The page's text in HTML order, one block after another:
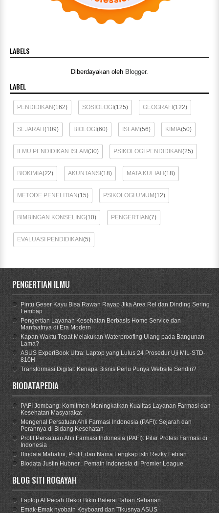
LABELS
Diberdayakan oleh Blogger.
LABEL
PENDIDIKAN(162) SOSIOLOGI (125) GEOGRAFI (122)
SEJARAH(109) BIOLOGI (60) ISLAM(56) KIMIA(50)
ILMU PENDIDIKAN ISLAM(30) PSIKOLOGI PENDIDIKAN(25)
BIOKIMIA(22) AKUNTANSI (18) MATA KULIAH(18)
METODE PENELITIAN(15) PSIKOLOGI UMUM(12)
BIMBINGAN KONSELING(10) PENGERTIAN(7)
EVALUASI PENDIDIKAN(5)
PENGERTIAN ILMU
Pintu Geser Kayu Bisa Rawan Rayap Jika Area Rel dan Dinding Sering
Lembap
Pengertian Layanan Kesehatan Berbasis Home Service dan
Manfaatnya di Era Modern
Kapan Waktu Tepat Melakukan Waterproofing Ulang pada Bangunan
Lama?
ASUS ExpertBook Ultra: Laptop yang Lulus 24 Prosedur Uji MIL-STD-
810H
Transformasi Digital: Kenapa Bisnis Perlu Punya Website Sendiri?
BIODATAPEDIA
PAFI Jombang: Komitmen Meningkatkan Kualitas Layanan Farmasi dan
Kesehatan Masyarakat
Mengenal Persatuan Ahli Farmasi Indonesia (PAFI): Sejarah dan
Perannya di Bidang Kesehatan
Profil Persatuan Ahli Farmasi Indonesia (PAFI): Pilar Profesi Farmasi di
Indonesia
Biodata Mahalini, Profil, dan Nama Lengkap istri Rezky Febian
Biodata Justin Hubner : Pemain Indonesia di Premier League
BLOG SITI ROGAYAH
Laptop AI Pecah Rekor Bikin Baterai Tahan Seharian
Emak-Emak nyobain Keyboard dan Tikusnya ASUS